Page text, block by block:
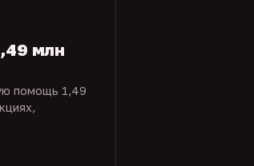
млн
помощь 1,49